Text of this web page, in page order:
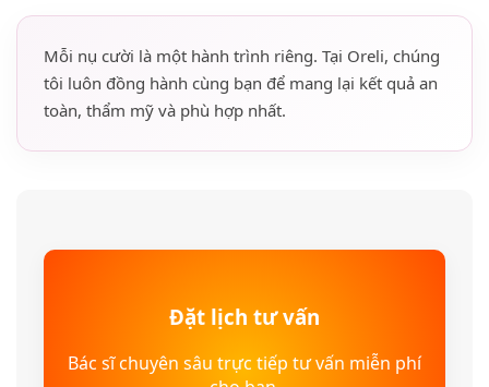
Mỗi nụ cười là một hành trình riêng. Tại Oreli, chúng
tôi luôn đồng hành cùng bạn để mang lại kết quả an
toàn, thẩm mỹ và phù hợp nhất.
Đặt lịch tư vấn
Bác sĩ chuyên sâu trực tiếp tư vấn miễn phí